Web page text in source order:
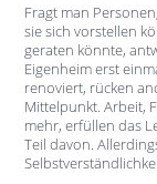
Fragt man
sie sich vorstellen
geraten könnte,
Eigenheim erst
renoviert, rücken
Mittelpunkt. Arbeit,
mehr, erfüllen das
Teil davon.